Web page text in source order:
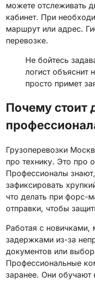
можете отслеживать
кабинет. При
маршрут или адрес.
перевозке.
Не бойтесь
логист объяснит
просто примет
Почему стоит
Грузоперевозки
про технику. Это про
Профессионалы
зафиксировать
что делать при форс-
отправки, чтобы
Работая с новичками,
задержками из-за
документов или
Профессиональные
заранее. Они обучают